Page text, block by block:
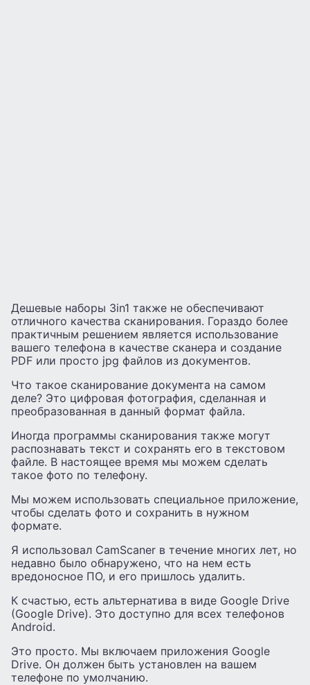
Дешевые наборы 3in1 также не обеспечивают
отличного качества сканирования. Гораздо более
практичным решением является использование
вашего телефона в качестве сканера и создание
PDF или просто jpg файлов из документов.
Что такое сканирование документа на самом
деле? Это цифровая фотография, сделанная и
преобразованная в данный формат файла.
Иногда программы сканирования также могут
распознавать текст и сохранять его в текстовом
файле. В настоящее время мы можем сделать
такое фото по телефону.
Мы можем использовать специальное приложение,
чтобы сделать фото и сохранить в нужном
формате.
Я использовал CamScaner в течение многих лет, но
недавно было обнаружено, что на нем есть
вредоносное ПО, и его пришлось удалить.
К счастью, есть альтернатива в виде Google Drive
(Google Drive). Это доступно для всех телефонов
Android.
Это просто. Мы включаем приложения Google
Drive. Он должен быть установлен на вашем
телефоне по умолчанию.